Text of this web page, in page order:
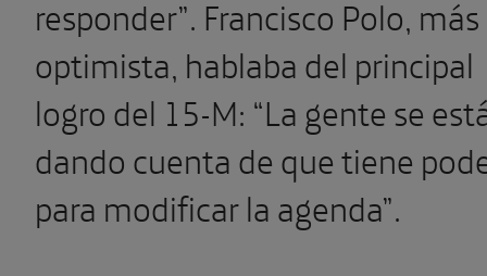
responder”. Francisco Polo, más
optimista, hablaba del principal
logro del 15-M: “La gente se
dando cuenta de que tiene
para modificar la agenda”.